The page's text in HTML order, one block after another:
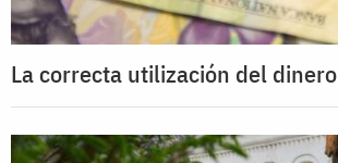
La correcta utilización del dinero